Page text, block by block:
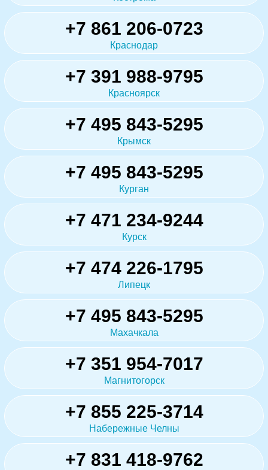
+7 861 206-0723
Краснодар
+7 391 988-9795
Красноярск
+7 495 843-5295
Крымск
+7 495 843-5295
Курган
+7 471 234-9244
Курск
+7 474 226-1795
Липецк
+7 495 843-5295
Махачкала
+7 351 954-7017
Магнитогорск
+7 855 225-3714
Набережные Челны
+7 831 418-9762